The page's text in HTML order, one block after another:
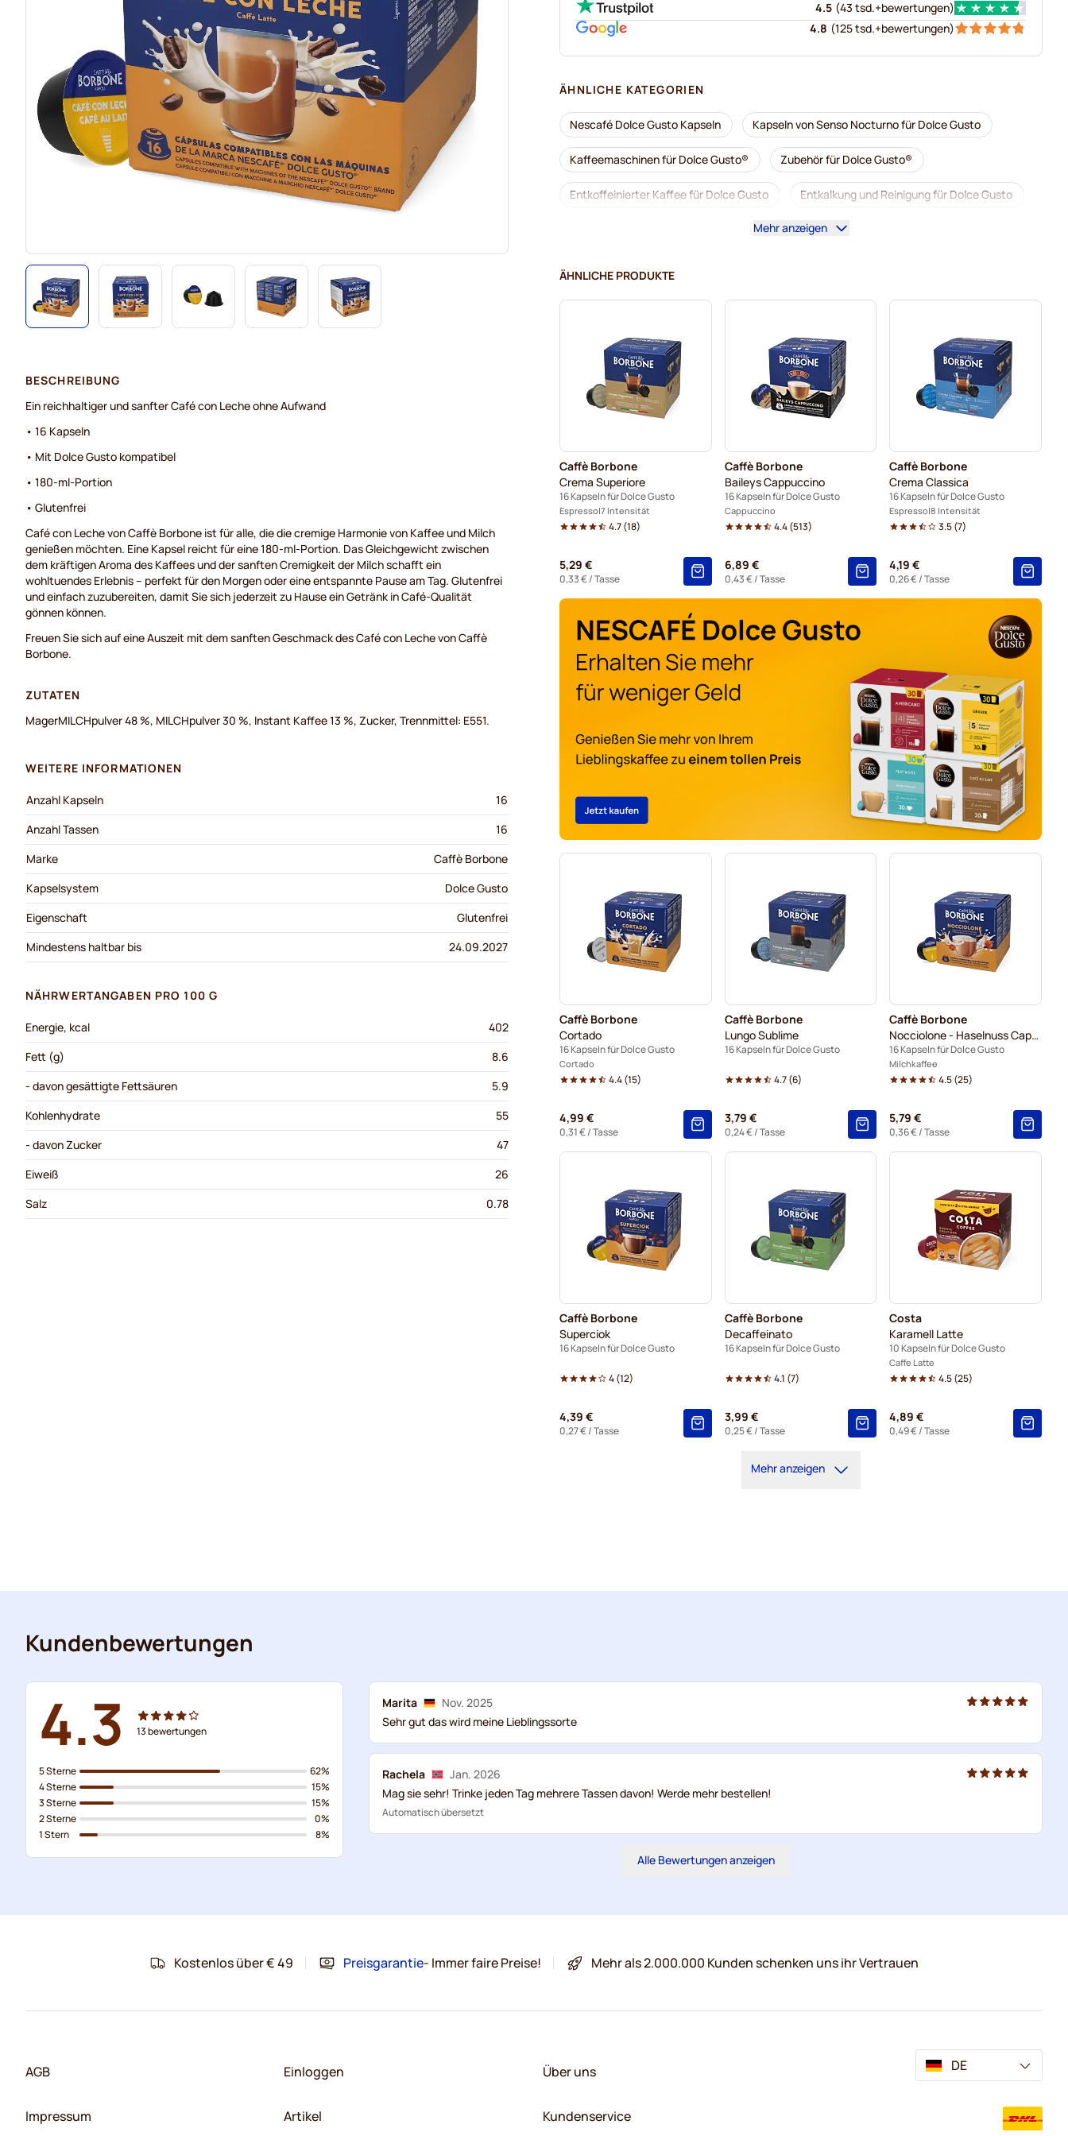
4.5 (43 tsd.+bewertungen)
4.8 (125 tsd.+bewertungen)
ÄHNLICHE KATEGORIEN
Nescafé Dolce Gusto Kapseln Kapseln von Senso Nocturno für Dolce Gusto
Kaffeemaschinen für Dolce Gusto® Zubehör für Dolce Gusto®
Entkoffeinierter Kaffee für Dolce Gusto Entkalkung und Reinigung für Dolce Gusto
Kaffeekapseln von Segafredo für Dolce Gusto
Kapseln von Dolce Vita für Dolce Gusto Kapseln für Dolce Gusto®
Kapseln von Gimoka für Dolce Gusto Für Dolce Gusto®
Kapseln von Starbucks® für Dolce Gusto Kapseln von Kaffekapslen für Dolce Gusto
Grande-Kaffeekapseln von Starbucks® für Dolce Gusto
Mehr anzeigen
ÄHNLICHE PRODUKTE
Caffè Borbone
Crema Superiore
16 Kapseln für Dolce Gusto
Espresso 7 Intensität
4.7(18)
5,29 €
0,33 €/ Tasse
Caffè Borbone
Baileys Cappuccino
16 Kapseln für Dolce Gusto
Cappuccino
4.4(513)
6,89 €
0,43 €/ Tasse
Caffè Borbone
Crema Classica
16 Kapseln für Dolce Gusto
Espresso 8 Intensität
3.5(7)
4,19 €
0,26 €/ Tasse
Caffè Borbone
Cortado
16 Kapseln für Dolce Gusto
Cortado
4.4(15)
4,99 €
0,31 €/ Tasse
Caffè Borbone
Lungo Sublime
16 Kapseln für Dolce Gusto
4.7(6)
3,79 €
0,24 €/ Tasse
Caffè Borbone
Nocciolone - Haselnuss Cappuccino
16 Kapseln für Dolce Gusto
Milchkaffee
4.5(25)
5,79 €
0,36 €/ Tasse
Caffè Borbone
Superciok
16 Kapseln für Dolce Gusto
4(12)
4,39 €
0,27 €/ Tasse
Caffè Borbone
Decaffeinato
16 Kapseln für Dolce Gusto
4.1 (7)
3,99 €
0,25 €/ Tasse
Costa
Karamell Latte
10 Kapseln für Dolce Gusto
Caffe Latte
4.5(25)
4,89 €
0,49 €/ Tasse
Mehr anzeigen
BESCHREIBUNG
Ein reichhaltiger und sanfter Café con Leche ohne Aufwand
• 16 Kapseln
• Mit Dolce Gusto kompatibel
• 180-ml-Portion
• Glutenfrei
Café con Leche von Caffè Borbone ist für alle, die die cremige Harmonie von Kaffee und Milch
genießen möchten. Eine Kapsel reicht für eine 180-ml-Portion. Das Gleichgewicht zwischen
dem kräftigen Aroma des Kaffees und der sanften Cremigkeit der Milch schafft ein
wohltuendes Erlebnis – perfekt für den Morgen oder eine entspannte Pause am Tag. Glutenfrei
und einfach zuzubereiten, damit Sie sich jederzeit zu Hause ein Getränk in Café-Qualität
gönnen können.
Freuen Sie sich auf eine Auszeit mit dem sanften Geschmack des Café con Leche von Caffè
Borbone.
ZUTATEN
MagerMILCHpulver 48 %, MILCHpulver 30 %, Instant Kaffee 13 %, Zucker, Trennmittel: E551.
WEITERE INFORMATIONEN
Anzahl Kapseln
16
Anzahl Tassen
16
Marke
Caffè Borbone
Kapselsystem
Dolce Gusto
Eigenschaft
Glutenfrei
Mindestens haltbar bis
24.09.2027
NÄHRWERTANGABEN PRO 100 G
Energie, kcal
402
Fett (g)
8.6
- davon gesättigte Fettsäuren
5.9
Kohlenhydrate
55
- davon Zucker
47
Eiweiß
26
Salz
0.78
Kundenbewertungen
4.3 13bewertungen
5 Sterne
4 Sterne
3 Sterne
2 Sterne
1 Stern
62%
15%
15%
0%
8%
Marita
Nov. 2025
Sehr gut das wird meine Lieblingssorte
Rachela
Jan. 2026
Mag sie sehr! Trinke jeden Tag mehrere Tassen davon! Werde mehr bestellen!
Automatisch übersetzt
Alle Bewertungen anzeigen
Kostenlos über € 49 Preisgarantie- Immer faire Preise! Mehr als 2.000.000 Kunden schenken uns ihr Vertrauen
AGB
Impressum
Einloggen
Artikel
Über uns
Kundenservice
DE